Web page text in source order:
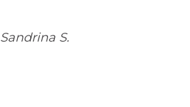
Sandrina S.